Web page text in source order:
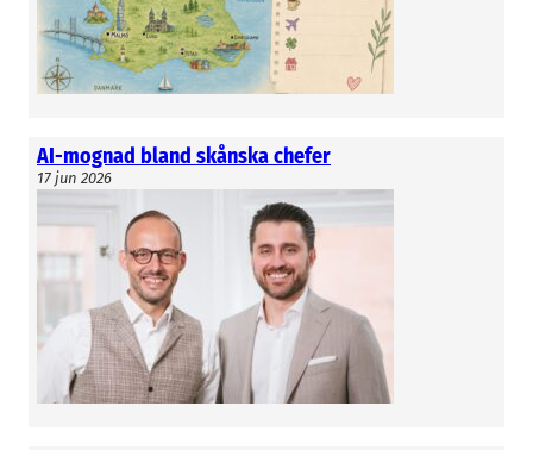
samarbetet med Bridgepoint som vi har lyckats
att integrera verksamheterna på ett bra sätt
och bygga upp organisationen, säger Carolina
Martin Linderoth
AI-mognad bland skånska chefer
17 jun 2026